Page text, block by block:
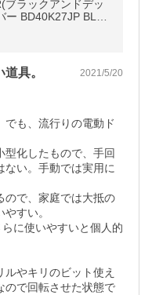
ブラックアンドデッ
BD40K27JP BLA
ンドデッカー)
具。 2021/5/20
でも、流行りの電動ド
型化したもので、手回
ない。手動では実用に
ので、家庭では大抵の
すい。
に使いやすいと個人的
ルやキリのビット使え
ので回転させた状態で